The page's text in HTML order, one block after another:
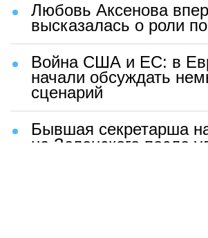
Любовь Аксенова
высказалась о роли
Война США и ЕС: в
начали обсуждать
сценарий
Бывшая секретарша
на Зеленского после